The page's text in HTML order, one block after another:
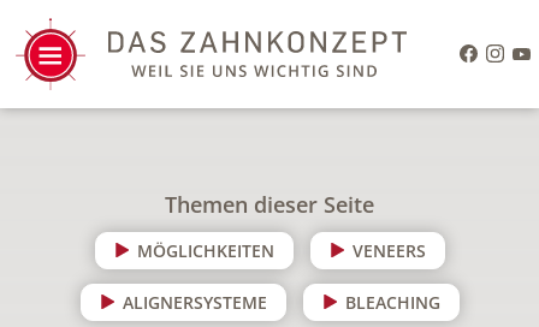
Themen dieser Seite
MÖGLICHKEITEN VENEERS
ALIGNERSYSTEME BLEACHING